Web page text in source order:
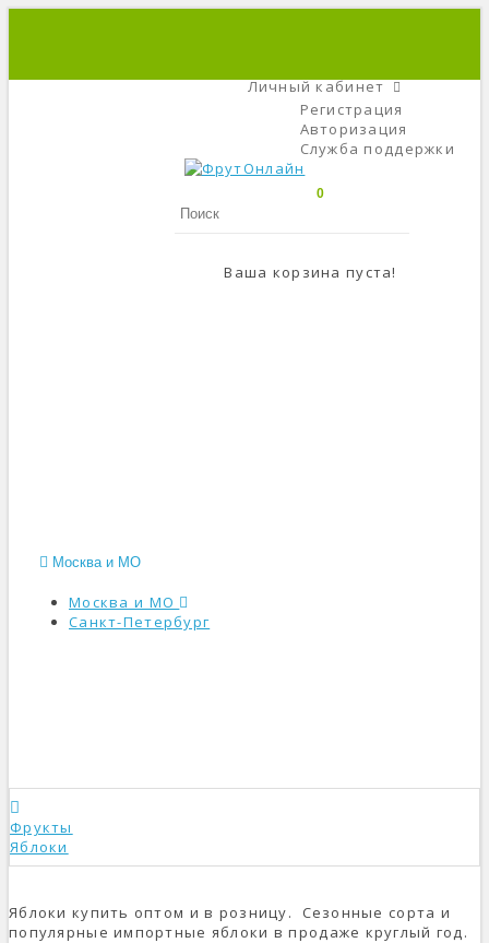
Личный кабинет
Регистрация
Авторизация
Служба поддержки
0
Ваша корзина пуста!
Москва и МО
Москва и МО
Санкт-Петербург
Фрукты
Яблоки
Яблоки купить оптом и в розницу. Сезонные сорта и
популярные импортные яблоки в продаже круглый год.